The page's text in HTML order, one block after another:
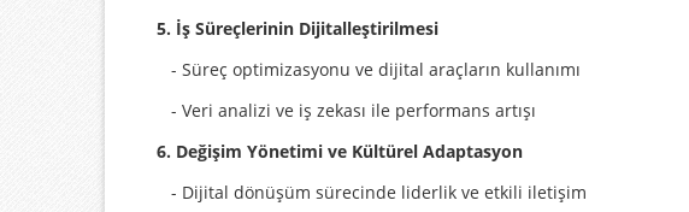
5. İş Süreçlerinin Dijitalleştirilmesi
- Süreç optimizasyonu ve dijital araçların kullanımı
- Veri analizi ve iş zekası ile performans artışı
6. Değişim Yönetimi ve Kültürel Adaptasyon
- Dijital dönüşüm sürecinde liderlik ve etkili iletişim